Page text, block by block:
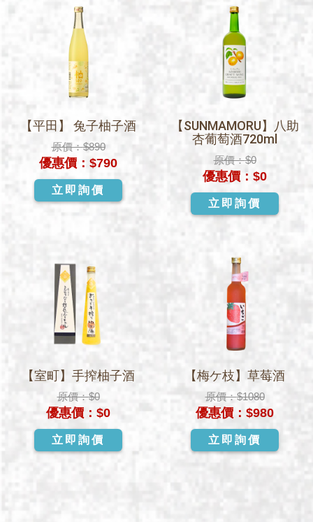
【平田】 兔子柚子酒
原價：$890
優惠價： $790
立即詢價
【SUNMAMORU】八助
杏葡萄酒720ml
原價：$0
優惠價： $0
立即詢價
【室町】手搾柚子酒
原價：$0
優惠價： $0
立即詢價
【梅ケ枝】草莓酒
原價：$1080
優惠價： $980
立即詢價